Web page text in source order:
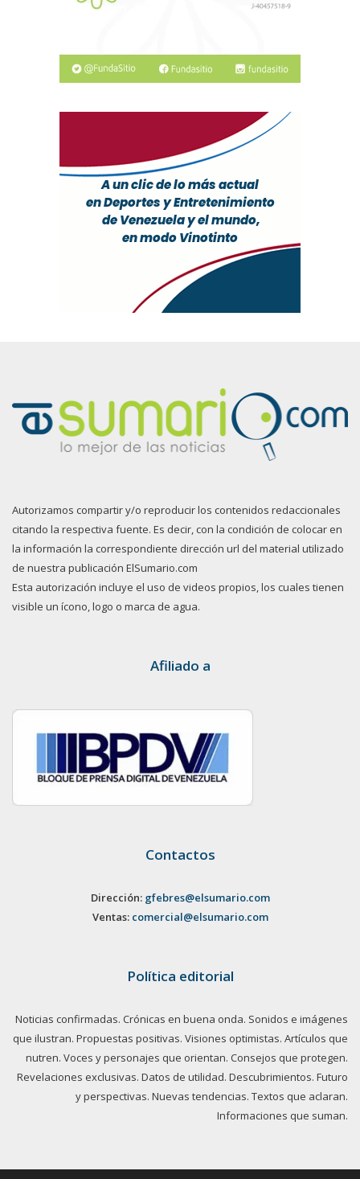
Autorizamos compartir y/o reproducir los contenidos redaccionales
citando la respectiva fuente. Es decir, con la condición de colocar en
la información la correspondiente dirección url del material utilizado
de nuestra publicación ElSumario.com
Esta autorización incluye el uso de videos propios, los cuales tienen
visible un ícono, logo o marca de agua.
Afiliado a
Contactos
Dirección: gfebres@elsumario.com
Ventas: comercial@elsumario.com
Política editorial
Noticias confirmadas. Crónicas en buena onda. Sonidos e imágenes
que ilustran. Propuestas positivas. Visiones optimistas. Artículos que
nutren. Voces y personajes que orientan. Consejos que protegen.
Revelaciones exclusivas. Datos de utilidad. Descubrimientos. Futuro
y perspectivas. Nuevas tendencias. Textos que aclaran.
Informaciones que suman.